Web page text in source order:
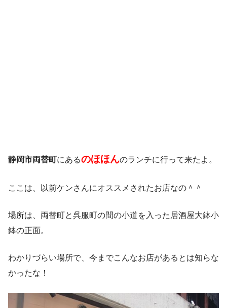
静岡市両替町にあるのほほんのランチに行って来たよ。
ここは、以前ケンさんにオススメされたお店なの＾＾
場所は、両替町と呉服町の間の小道を入った居酒屋大鉢小
鉢の正面。
わかりづらい場所で、今までこんなお店があるとは知らな
かったな！